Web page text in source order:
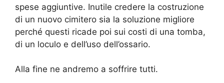
spese aggiuntive. Inutile credere la costruzione
di un nuovo cimitero sia la soluzione migliore
perché questi ricade poi sui costi di una tomba,
di un loculo e dell’uso dell’ossario.
Alla fine ne andremo a soffrire tutti.